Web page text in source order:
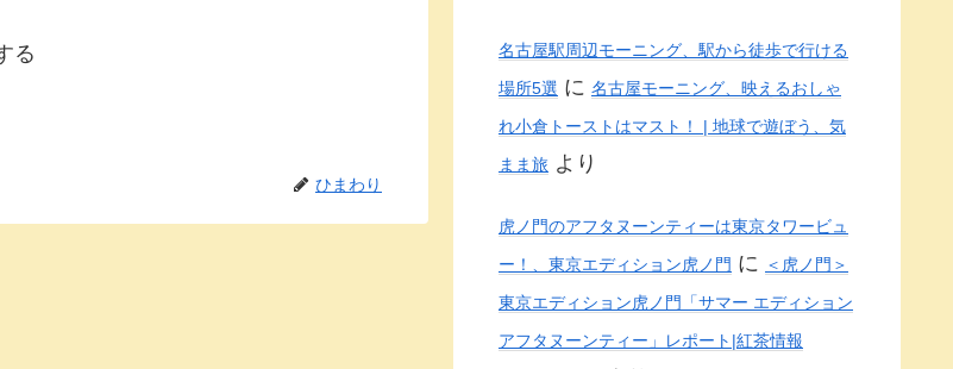
る
ひまわり
名古屋駅周辺モーニング、駅から徒歩で行ける
場所5選 に 名古屋モーニング、映えるおしゃ
れ小倉トーストはマスト！ | 地球で遊ぼう、気
まま旅 より
虎ノ門のアフタヌーンティーは東京タワービュ
ー！、東京エディション虎ノ門 に
＜虎ノ門＞
東京エディション虎ノ門「サマー エディション
アフタヌーンティー」レポート|紅茶情報